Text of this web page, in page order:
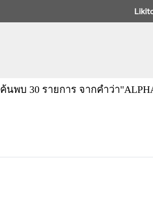
ค้นพบ 30 รายการ จากคำว่า